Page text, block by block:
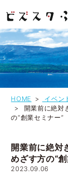
HOME
イベン
開業前に絶対
の“創業セミナー”
開業前に絶対
めざす方の“
2023.09.06